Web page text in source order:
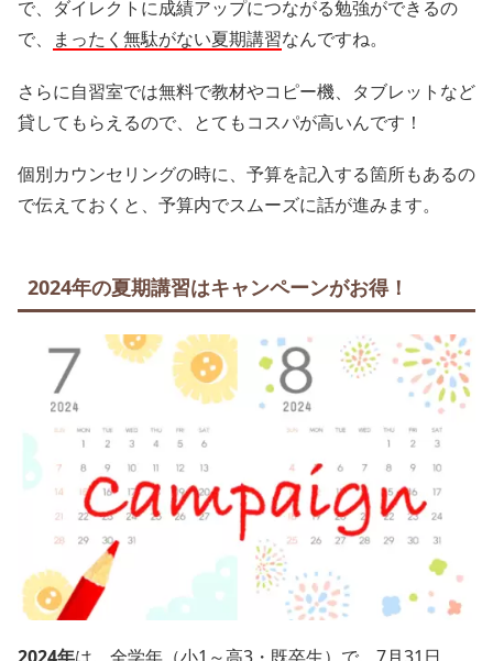
で、ダイレクトに成績アップにつながる勉強ができるの
で、
まったく無駄がない夏期講習なんですね。
さらに自習室では無料で教材やコピー機、タブレットなど
貸してもらえるので、とてもコスパが高いんです！
個別カウンセリングの時に、予算を記入する箇所もあるの
で伝えておくと、予算内でスムーズに話が進みます。
2024年の夏期講習はキャンペーンがお得！